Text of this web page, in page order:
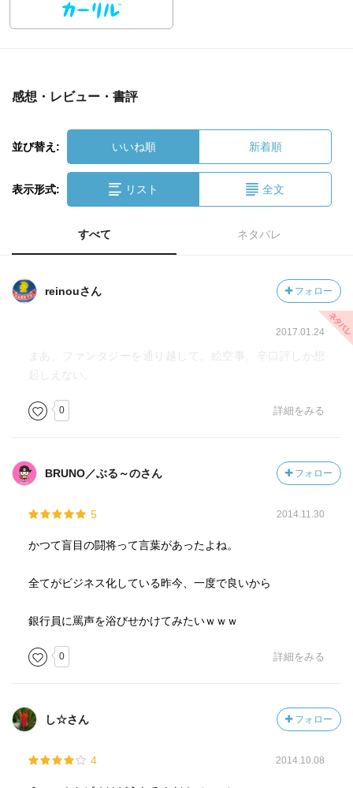
感想・レビュー・書評
並び替え: いいね順 新着順
表示形式: リスト 全文
すべて ネタバレ
reinouさん フォロー
2017.01.24
まあ、ファンタジーを通り越して、絵空事。辛口評しか想
起しえない。
0 詳細をみる
BRUNO／ぶる～のさん フォロー
5 2014.11.30
かつて盲目の闘将って言葉があったよね。
全てがビジネス化している昨今、一度で良いから
銀行員に罵声を浴びせかけてみたいｗｗｗ
0 詳細をみる
し☆さん フォロー
4 2014.10.08